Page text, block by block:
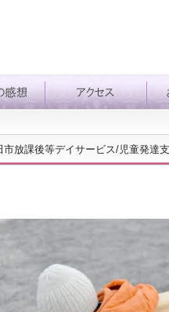
放課後等デイサービス/児童発達